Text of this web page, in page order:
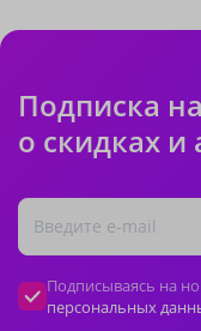
Подписка
о скидках и
Подписываясь на
персональных